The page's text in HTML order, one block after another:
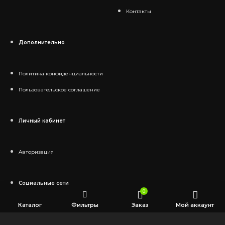
Контакты
Дополнительно
Политика конфиденциальности
Пользовательское соглашение
Личный кабинет
Авторизация
Социальные сети
Каталог Фильтры
0
Заказ Мой аккаунт